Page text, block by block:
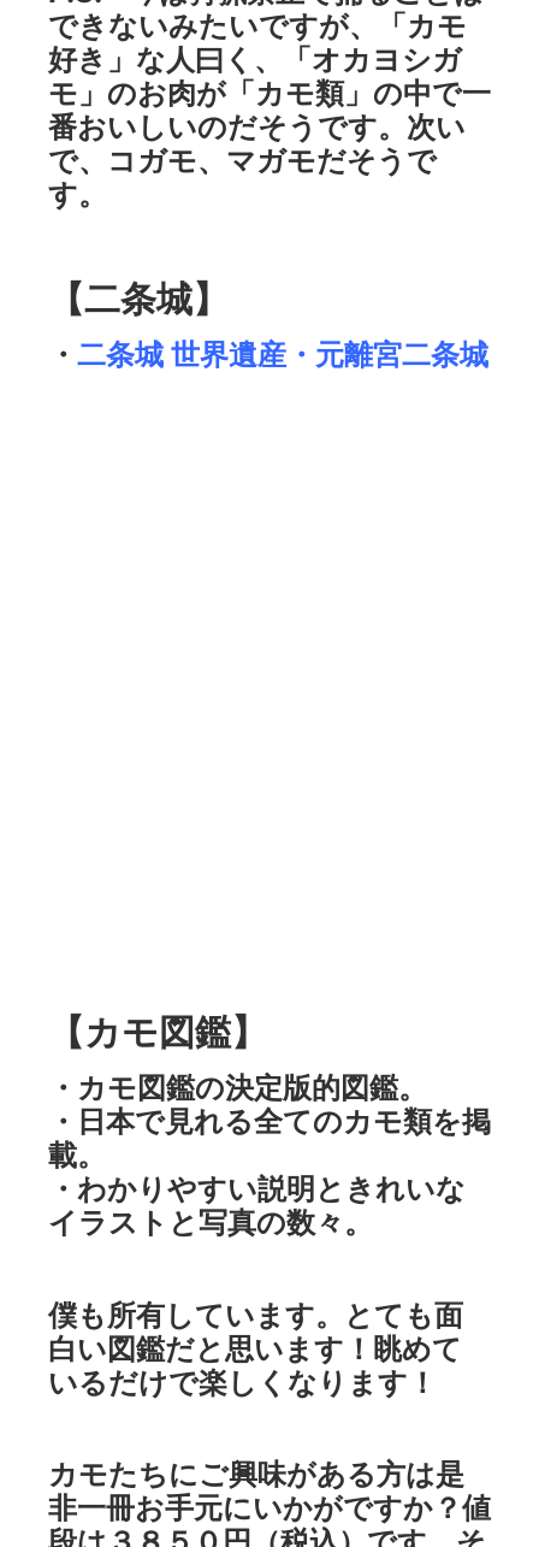
できないみたいですが、「カモ
好き」な人曰く、「オカヨシガ
モ」のお肉が「カモ類」の中で一
番おいしいのだそうです。次い
で、コガモ、マガモだそうで
す。
【二条城】
・ 二条城 世界遺産・元離宮二条城
【カモ図鑑】
・カモ図鑑の決定版的図鑑。
・日本で見れる全てのカモ類を掲
載。
・わかりやすい説明ときれいな
イラストと写真の数々。
僕も所有しています。とても面
白い図鑑だと思います！眺めて
いるだけで楽しくなります！
カモたちにご興味がある方は是
非一冊お手元にいかがですか？値